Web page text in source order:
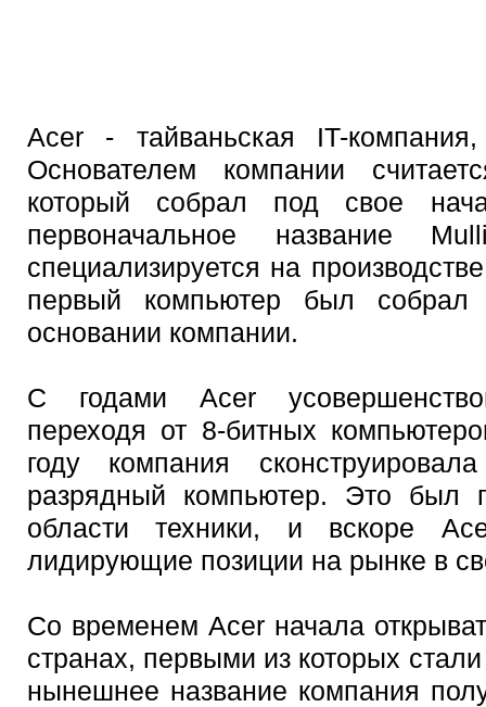
Acer - тайваньская IT-
Основателем компании
который собрал под свое
первоначальное название
специализируется на
первый компьютер был собрал
основании компании.
С годами Acer
переходя от 8-битных
году компания
разрядный компьютер. Это был
области техники, и вскоре
лидирующие позиции на рынке в
Со временем Acer начала
странах, первыми из которых
нынешнее название компания